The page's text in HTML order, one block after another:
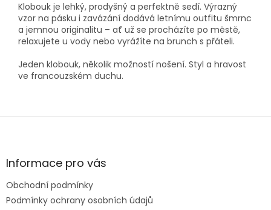
Klobouk je lehký, prodyšný a perfektně sedí. Výrazný
vzor na pásku i zavázání dodává letnímu outfitu šmrnc
a jemnou originalitu – ať už se procházíte po městě,
relaxujete u vody nebo vyrážíte na brunch s přáteli.
Jeden klobouk, několik možností nošení. Styl a hravost
ve francouzském duchu.
Z
aInformace pro vás
Obchodní podmínky
Podmínky ochrany osobních údajů